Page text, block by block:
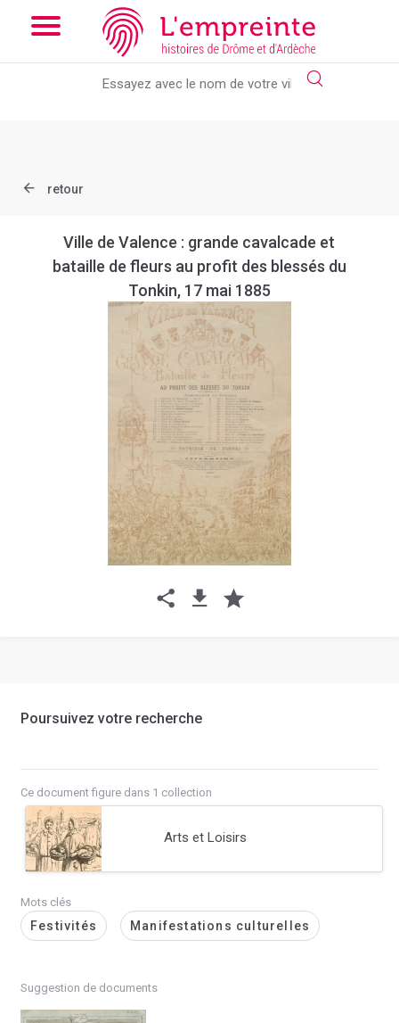
Array ( [slug] => document [ref] => B26362101_EPH_164_022 )
// Add the new slick-theme.css if you want the default styling
retour
Ville de Valence : grande cavalcade et
bataille de fleurs au profit des blessés du
Tonkin, 17 mai 1885
Poursuivez votre recherche
Ce document figure dans 1 collection
Arts et Loisirs
Mots clés
Festivités Manifestations culturelles
Suggestion de documents